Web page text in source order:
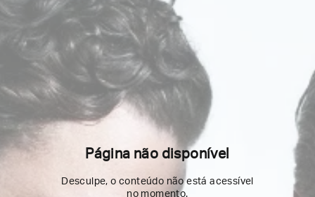
Página não disponível
Desculpe, o conteúdo não está acessível
no momento.